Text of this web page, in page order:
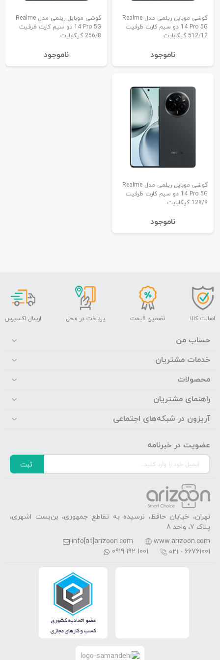
گوشی موبایل ریلمی مدل Realme
14 Pro 5G دو سیم کارت ظرفیت
512/12 گیگابایت
نا‌موجود
گوشی موبایل ریلمی مدل Realme
14 Pro 5G دو سیم کارت ظرفیت
256/8 گیگابایت
نا‌موجود
گوشی موبایل ریلمی مدل Realme
14 Pro 5G دو سیم کارت ظرفیت
128/8 گیگابایت
نا‌موجود
اصالت کالا تضمین قیمت پرداخت در محل ارسال اکسپرس
حساب من
خدمات مشتریان
محصولات
راهنمای مشتریان
آریزون در شبکه‌های اجتماعی
عضویت در خبرنامه
ثبت
تهران، خیابان حافظ، نرسیده به تقاطع جمهوری، بن‌بست اشهری،
پلاک 7، واحد 8
www.arizoon.com
info[at]arizoon.com
۰۲۱ - 66761001
0919 192 1001